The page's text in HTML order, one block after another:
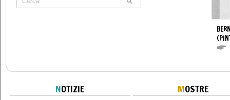
NOTIZIE MOSTRE